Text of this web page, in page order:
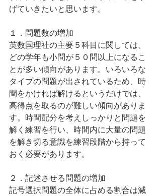
げていきたいと思います。
１．問題数の増加
英数国理社の主要５科目に関しては、
どの学年も小問が５０問以上になるこ
とが多い傾向があります。いろいろな
タイプの問題が出されているため、時
間をかければ解けるというだけでは、
高得点を取るのが難しい傾向がありま
す。時間配分を考えしっかりと問題を
解く練習を行い、時間内に大量の問題
を解き切る意識を練習段階から持って
おく必要があります。
２．記述させる問題の増加
記号選択問題の全体に占める割合は減